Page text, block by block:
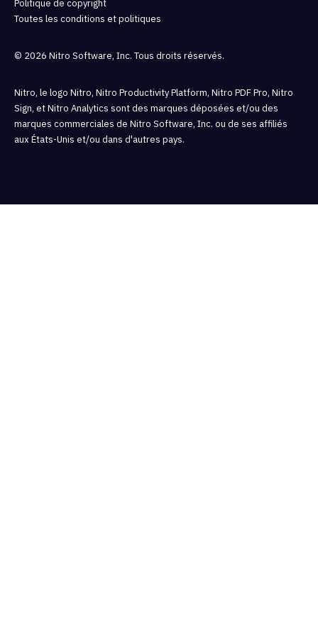
Politique de copyright
Toutes les conditions et politiques
© 2026 Nitro Software, Inc. Tous droits réservés.
Nitro, le logo Nitro, Nitro Productivity Platform, Nitro PDF Pro, Nitro
Sign, et Nitro Analytics sont des marques déposées et/ou des
marques commerciales de Nitro Software, Inc. ou de ses affiliés
aux États-Unis et/ou dans d'autres pays.